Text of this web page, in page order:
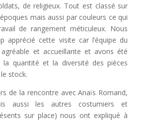
de religieux. Tout est classé sur
mais aussi par couleurs ce qui
de rangement méticuleux. Nous
apprécié cette visite car l’équipe du
et accueillante et avons été
la quantité et la diversité des pièces
stock.
de la rencontre avec Anaïs Romand,
aussi les autres costumiers et
sur place) nous ont expliqué à